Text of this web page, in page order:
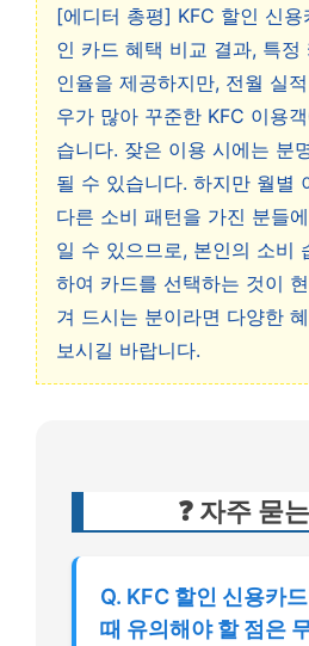
[에디터 총평] KFC 할인 신
인 카드 혜택 비교 결과, 특
인율을 제공하지만, 전월 실
우가 많아 꾸준한 KFC 이용
습니다. 잦은 이용 시에는 분
될 수 있습니다. 하지만 월별
다른 소비 패턴을 가진 분들
일 수 있으므로, 본인의 소비
하여 카드를 선택하는 것이
겨 드시는 분이라면 다양한
보시길 바랍니다.
❓ 자주 묻
Q. KFC 할인 신용카
때 유의해야 할 점은